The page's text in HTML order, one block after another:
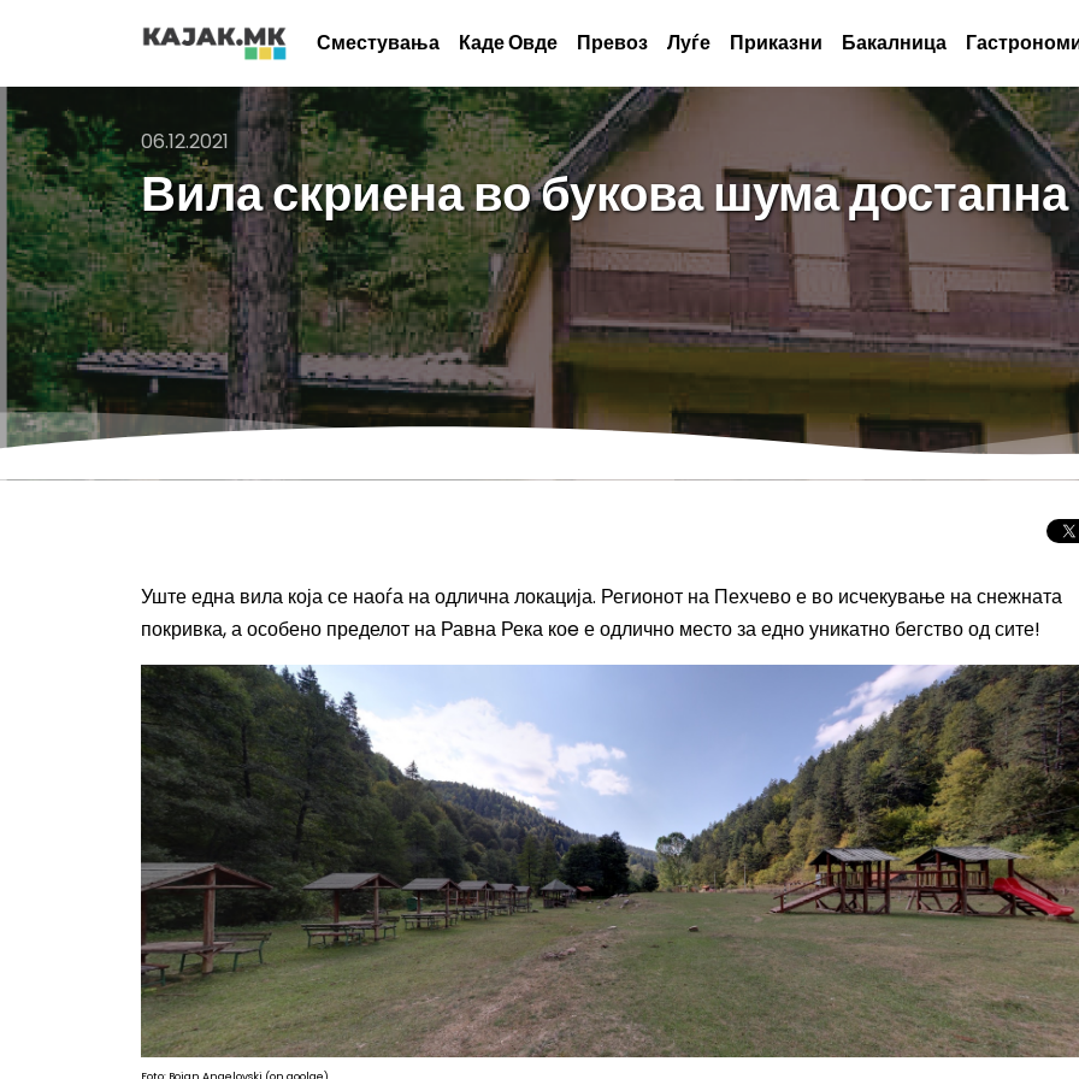
Сместувања Каде Овде Превоз Луѓе Приказни Бакалница
06.12.2021
Вила скриена во букова шума достапна
Уште една вила која се наоѓа на одлична локација. Регионот на Пехчево е во исчекување на снежната
покривка, а особено пределот на Равна Река коe е одлично место за едно уникатно бегство од сите!
Целосно
Сонцето 2026:
најголемиот
во Европа